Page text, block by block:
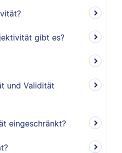
gibt es?
und Validität
eingeschränkt?